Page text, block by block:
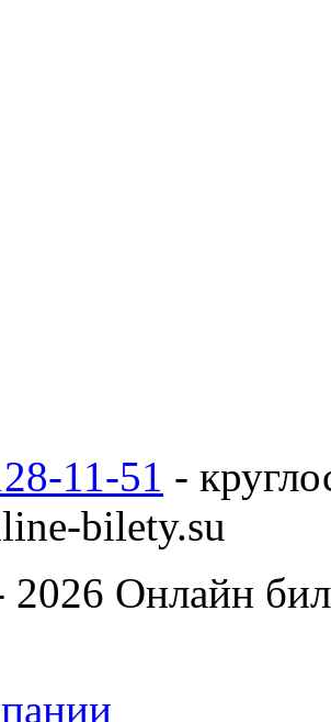
11-51 -
bilety.su
Онлайн